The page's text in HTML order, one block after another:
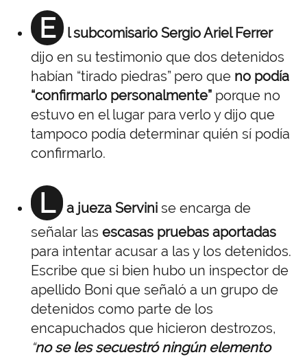
E
l subcomisario Sergio Ariel Ferrer
dijo en su testimonio que dos detenidos
habían “tirado piedras” pero que no podía
“confirmarlo personalmente” porque no
estuvo en el lugar para verlo y dijo que
tampoco podía determinar quién sí podía
confirmarlo.
L a jueza Servini se encarga de
señalar las escasas pruebas aportadas
para intentar acusar a las y los detenidos.
Escribe que si bien hubo un inspector de
apellido Boni que señaló a un grupo de
detenidos como parte de los
encapuchados que hicieron destrozos,
“no se les secuestró ningún elemento